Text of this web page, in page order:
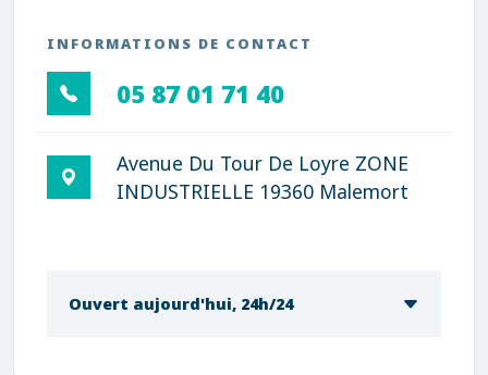
INFORMATIONS DE CONTACT
05 87 01 71 40
Avenue Du Tour De Loyre ZONE
INDUSTRIELLE 19360 Malemort
Ouvert aujourd'hui, 24h/24